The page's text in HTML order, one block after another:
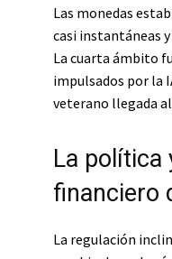
Las monedas
casi instantáneas
La cuarta ámbito
impulsados ​​por la
veterano llegada
La política
financiero
La regulación